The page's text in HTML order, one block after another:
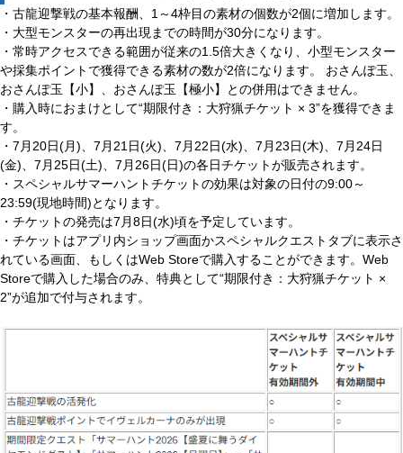
・古龍迎撃戦の基本報酬、1～4枠目の素材の個数が2個に増加します。
・大型モンスターの再出現までの時間が30分になります。
・常時アクセスできる範囲が従来の1.5倍大きくなり、小型モンスター
や採集ポイントで獲得できる素材の数が2倍になります。 おさんぽ玉、
おさんぽ玉【小】、おさんぽ玉【極小】との併用はできません。
・購入時におまけとして“期限付き：大狩猟チケット × 3”を獲得できま
す。
・7月20日(月)、7月21日(火)、7月22日(水)、7月23日(木)、7月24日
(金)、7月25日(土)、7月26日(日)の各日チケットが販売されます。
・スペシャルサマーハントチケットの効果は対象の日付の9:00～
23:59(現地時間)となります。
・チケットの発売は7月8日(水)頃を予定しています。
・チケットはアプリ内ショップ画面かスペシャルクエストタブに表示さ
れている画面、もしくはWeb Storeで購入することができます。Web
Storeで購入した場合のみ、特典として“期限付き：大狩猟チケット ×
2”が追加で付与されます。